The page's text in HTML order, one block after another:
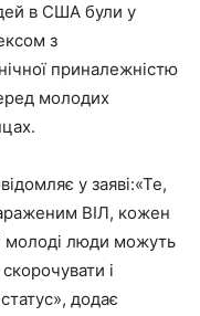
в США були у
з
приналежністю
молодих
у заяві:«Те,
ВІЛ, кожен
молоді люди можуть
і
додає